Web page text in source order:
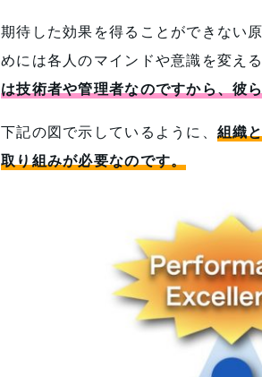
期待した効果を得ることができない
めには各人のマインドや意識を変え
は技術者や管理者なのですから、彼
下記の図で示しているように、 組織
取り組みが必要なのです。